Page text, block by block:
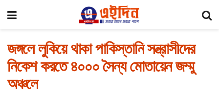
জঙ্গলে লুকিয়ে থাকা পাকিস্তানি সন্ত্রাসীদের
নিকেশ করতে ৪০০০ সৈন্য মোতায়েন জম্মু
অঞ্চলে